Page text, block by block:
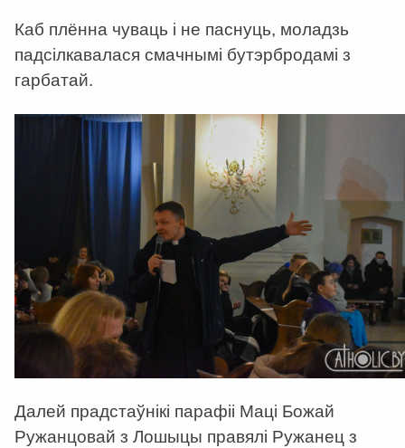
Каб плённа чуваць і не паснуць, моладзь
падсілкавалася смачнымі бутэрбродамі з
гарбатай.
Далей прадстаўнікі парафіі Маці Божай
Ружанцовай з Лошыцы правялі Ружанец з